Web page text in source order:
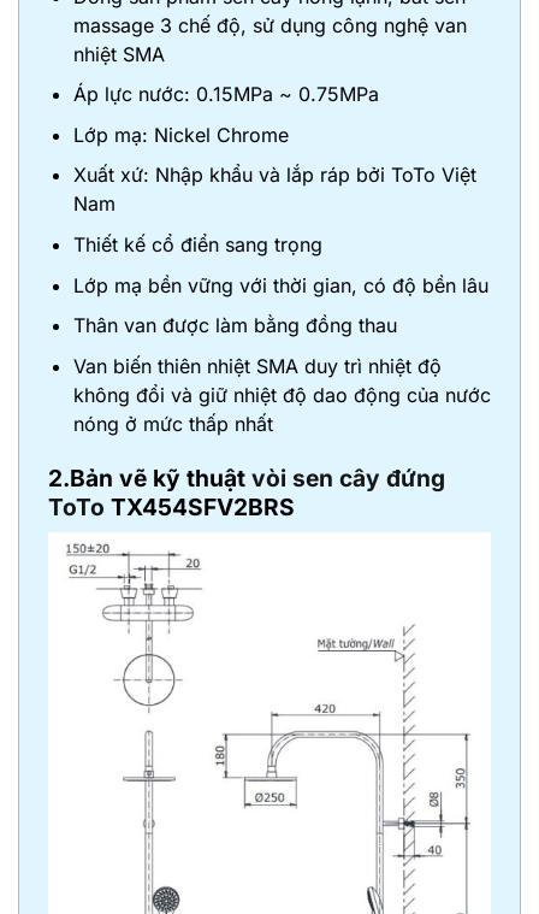
massage 3 chế độ, sử dụng công nghệ van
nhiệt SMA
Áp lực nước: 0.15MPa ~ 0.75MPa
Lớp mạ: Nickel Chrome
Xuất xứ: Nhập khẩu và lắp ráp bởi ToTo Việt
Nam
Thiết kế cổ điển sang trọng
Lớp mạ bền vững với thời gian, có độ bền lâu
Thân van được làm bằng đồng thau
Van biến thiên nhiệt SMA duy trì nhiệt độ
không đổi và giữ nhiệt độ dao động của nước
nóng ở mức thấp nhất
2.Bản vẽ kỹ thuật vòi sen cây đứng
ToTo TX454SFV2BRS